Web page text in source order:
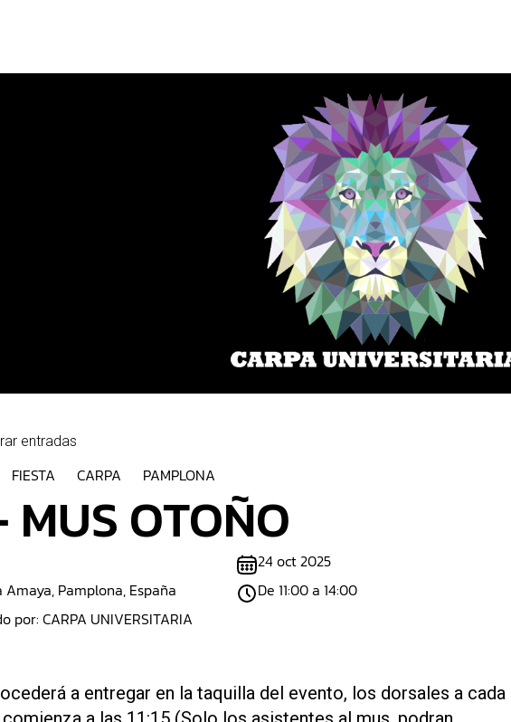
entradas
FIESTA CARPA PAMPLONA
OTOÑO
Pamplona, España
por: CARPA UNIVERSITARIA
24 oct 2025
De 11:00 a 14:00
a entregar en la taquilla del evento, los dorsales a cada